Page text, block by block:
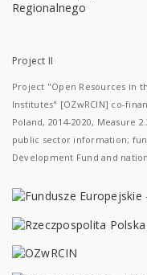
Project II
Project "Open Resources in
Institutes" [OZwRCIN] co-
Poland, 2014-2020, Measure
public sector information;
Development Fund and